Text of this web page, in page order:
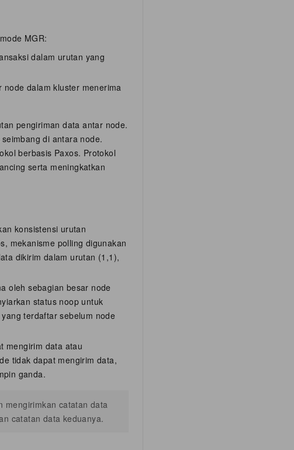
MGR:
dalam urutan yang
dalam kluster menerima
pengiriman data antar node.
di antara node.
berbasis Paxos. Protokol
serta meningkatkan
konsistensi urutan
mekanisme polling digunakan
dikirim dalam urutan (1,1),
oleh sebagian besar node
status noop untuk
terdaftar sebelum node
mengirim data atau
tidak dapat mengirim data,
ganda.
mengirimkan catatan data
catatan data keduanya.